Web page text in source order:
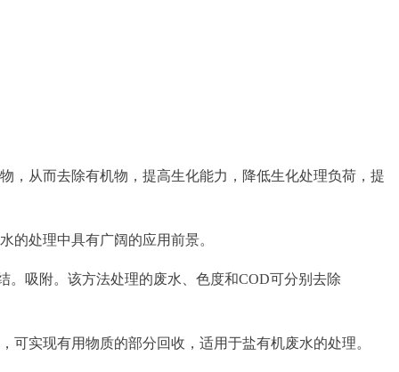
从而去除有机物，提高生化能力，降低生化处理负荷，提
处理中具有广阔的应用前景。
吸附。该方法处理的废水、色度和COD可分别去除
实现有用物质的部分回收，适用于盐有机废水的处理。